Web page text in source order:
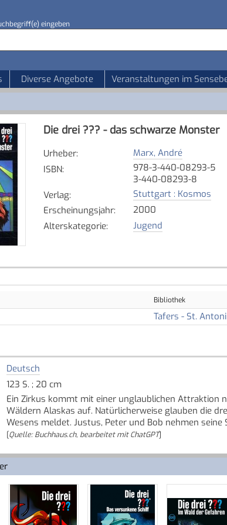
eingeben
Diverse Angebote Veranstaltungen im
Die drei ??? - das schwarze Monster
Urheber:
Marx, André
ISBN:
978-3-440-08293-5
3-440-08293-8
Verlag:
Stuttgart : Kosmos
Erscheinungsjahr:
2000
Alterskategorie: Jugend
Bibliothek
Tafers - St.
Deutsch
123 S. ; 20 cm
Ein Zirkus kommt mit einer unglaublichen Attraktion
Wäldern Alaskas auf. Natürlicherweise glauben die
Wesens meldet. Justus, Peter und Bob nehmen
[Quelle: Buchhaus.ch, bearbeitet mit ChatGPT]